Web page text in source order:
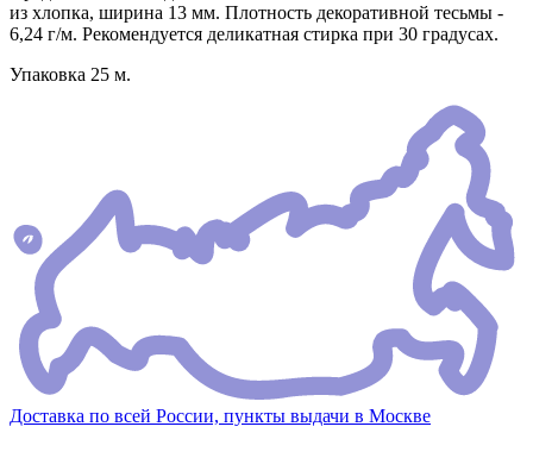
из хлопка, ширина 13 мм. Плотность декоративной тесьмы -
6,24 г/м. Рекомендуется деликатная стирка при 30 градусах.
Упаковка 25 м.
Доставка по всей России, пункты выдачи в Москве